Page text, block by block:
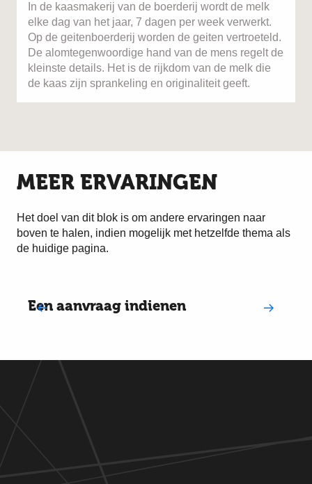
In de kaasmakerij van de boerderij wordt de melk
elke dag van het jaar, 7 dagen per week verwerkt.
Op de geitenboerderij worden de geiten vertroeteld.
De alomtegenwoordige hand van de mens regelt de
kleinste details. Het is de rijkdom van de melk die
de kaas zijn sprankeling en originaliteit geeft.
MEER ERVARINGEN
Het doel van dit blok is om andere ervaringen naar
boven te halen, indien mogelijk met hetzelfde thema als
de huidige pagina.
Een aanvraag indienen